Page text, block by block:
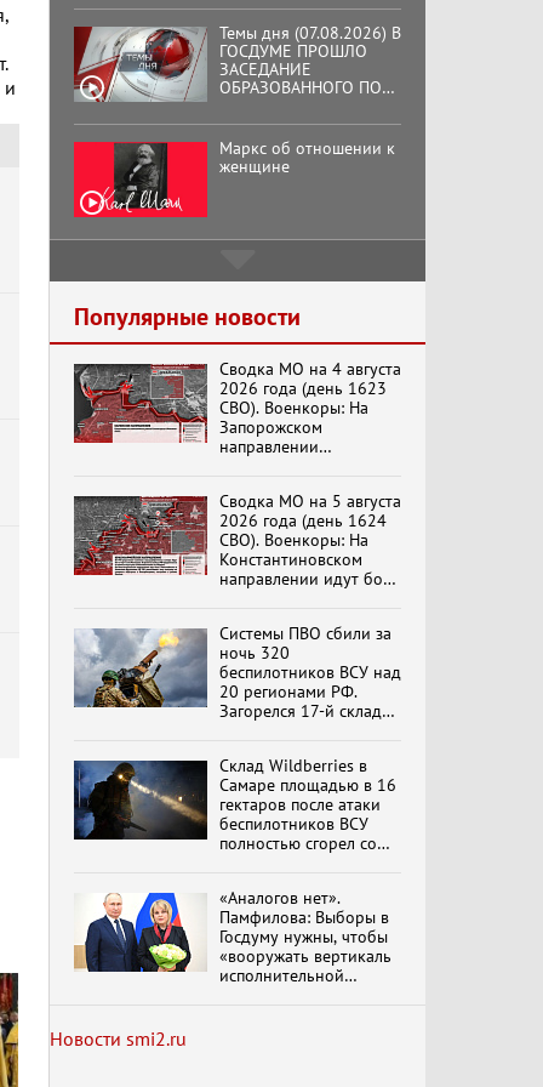
и
Темы дня (07.08.2026) В
ГОСДУМЕ ПРОШЛО
ЗАСЕДАНИЕ
ОБРАЗОВАННОГО ПО
ОБЩЕСТВЕННОГО
КОМИТЕТА ЗА
ОСВОБОЖДЕНИЕ
ПРЕЗИДЕНТА
Маркс об отношении к
женщине
кооператор
Хук слева: «Что и
требовалось доказать!»
(07.08.2026)
Бренды Советской
эпохи "Гжель"
«Изменимся или
вымрем»
К ГРАЖДАНАМ
Г.А. Зюганова,
Председателя ЦК
КПРФ Руководителя
фракции КПРФ в
Государственной Думе
РФ (28.07.2026)
Документальный
фильм "Империализм и
Бить смелее!
В.Баранец, В.Дандыкин,
Популярные новости
Сводка МО на 4 августа
2026 года (день 1623
СВО). Военкоры: На
Запорожском
направлении
Степногорска
Сводка МО на 5 августа
2026 года (день 1624
СВО). Военкоры: На
Константиновском
направлении идут бои
Системы ПВО сбили за
ночь 320
беспилотников ВСУ над
20 регионами РФ.
Загорелся 17-й склад
года
обновлено
Склад Wildberries в
Самаре площадью в 16
гектаров после атаки
беспилотников ВСУ
полностью сгорел со
«Аналогов нет».
Памфилова: Выборы в
Госдуму нужны, чтобы
«вооружать вертикаль
исполнительной
Новости smi2.ru